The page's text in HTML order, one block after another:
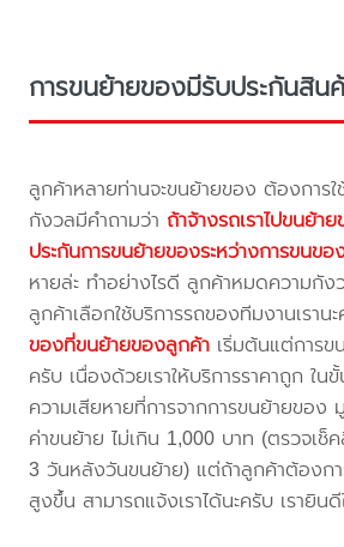
การขนย้ายของมีรับประกันสิน
ลูกค้าหลายท่านจะขนย้ายของ ต้องการใ
กังวลมีคำถามว่า ถ้าจ้างรถเราไปขนย้า
ประกันการขนย้ายของระหว่างการขนขอ
หายล่ะ ทำอย่างไรดี ลูกค้าหมดความกัง
ลูกค้าเลือกใช้บริการรถของทีมงานเราน
ของที่ขนย้ายของลูกค้า เริ่มต้นแต่การ
ครับ เนื่องด้วยเราให้บริการราคาถูก ใน
ความเสียหายที่การจากการขนย้ายของ
ค่าขนย้าย ไม่เกิน 1,000 บาท (ตรวจเช็
3 วันหลังวันขนย้าย) แต่ถ้าลูกค้าต้องกา
สูงขึ้น สามารถแจ้งเราได้นะครับ เรายิน